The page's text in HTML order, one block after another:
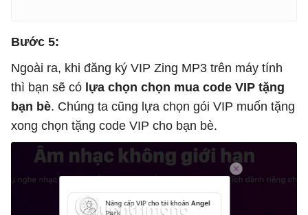
Bước 5:
Ngoài ra, khi đăng ký VIP Zing MP3 trên máy tính
thì bạn sẽ có lựa chọn chọn mua code VIP tặng
bạn bè. Chúng ta cũng lựa chọn gói VIP muốn tặng
xong chọn tặng code VIP cho bạn bè.